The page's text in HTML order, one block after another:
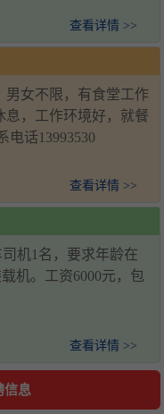
查看详情 >>
男女不限，有食堂工作
息，工作环境好，就餐
电话13993530
查看详情 >>
机1名，要求年龄在
机。工资6000元，包
查看详情 >>
信息